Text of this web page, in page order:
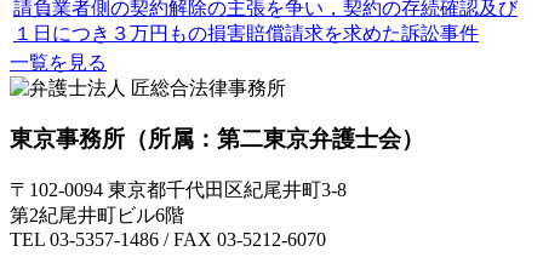
請負業者側の契約解除の主張を争い，契約の存続確認及び
１日につき３万円もの損害賠償請求を求めた訴訟事件
一覧を見る
東京事務所 （所属：第二東京弁護士会）
〒102-0094 東京都千代田区紀尾井町3-8
第2紀尾井町ビル6階
TEL 03-5357-1486 / FAX 03-5212-6070